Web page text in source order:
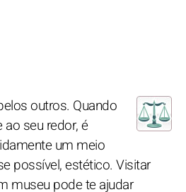
outros. Quando
seu redor, é
um meio
possível, estético. Visitar
museu pode te ajudar